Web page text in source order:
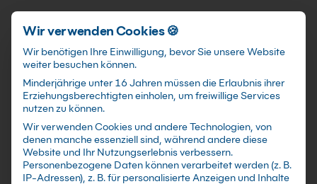
Schnellzugriff
Google MyBusiness
Kompaktkurs
Wir verwenden Cookies 🍪
Wir benötigen Ihre Einwilligung, bevor Sie unsere Website
weiter besuchen können.
Minderjährige unter 16 Jahren müssen die Erlaubnis ihrer
Erziehungsberechtigten einholen, um freiwillige Services
nutzen zu können.
Wir verwenden Cookies und andere Technologien, von
denen manche essenziell sind, während andere diese
Website und Ihr Nutzungserlebnis verbessern.
Personenbezogene Daten können verarbeitet werden (z. B.
IP-Adressen), z. B. für personalisierte Anzeigen und Inhalte